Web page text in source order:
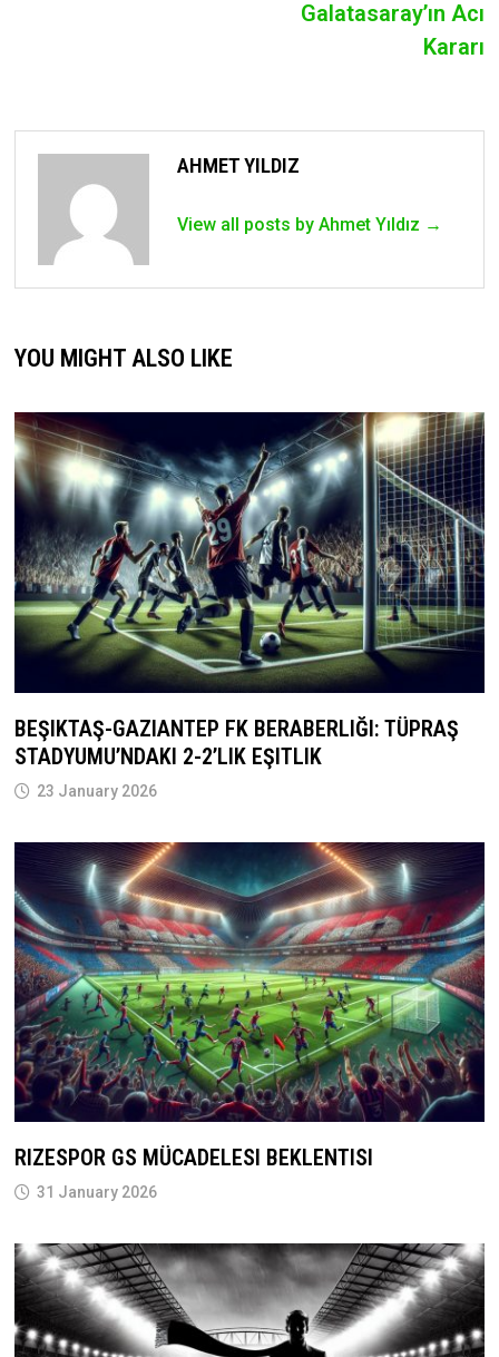
Galatasaray’ın Acı
Kararı
AHMET YILDIZ
View all posts by Ahmet Yıldız →
YOU MIGHT ALSO LIKE
BEŞIKTAŞ-GAZIANTEP FK BERABERLIĞI: TÜPRAŞ
STADYUMU’NDAKI 2-2’LIK EŞITLIK
23 January 2026
RIZESPOR GS MÜCADELESI BEKLENTISI
31 January 2026